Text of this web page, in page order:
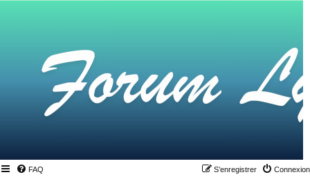
FAQ Connexion
S’enregistrer